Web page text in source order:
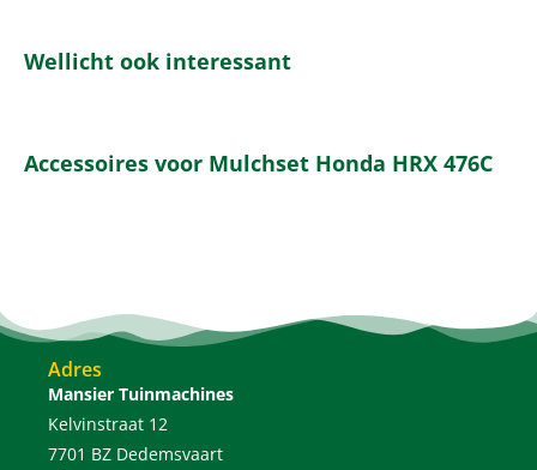
Wellicht ook interessant
Accessoires voor Mulchset Honda HRX 476C
Adres
Mansier Tuinmachines
Kelvinstraat 12
7701 BZ Dedemsvaart